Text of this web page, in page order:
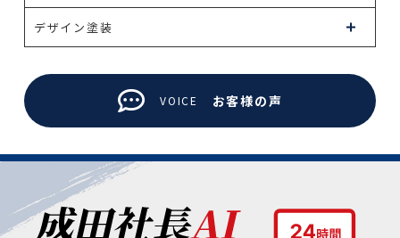
デザイン塗装
VOICE お客様の声